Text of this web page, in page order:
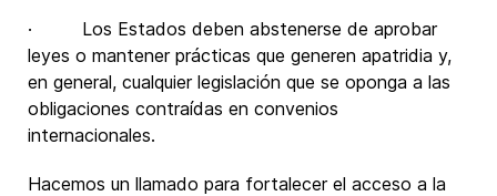
· Los Estados deben abstenerse de aprobar
leyes o mantener prácticas que generen apatridia y,
en general, cualquier legislación que se oponga a las
obligaciones contraídas en convenios
internacionales.
Hacemos un llamado para fortalecer el acceso a la